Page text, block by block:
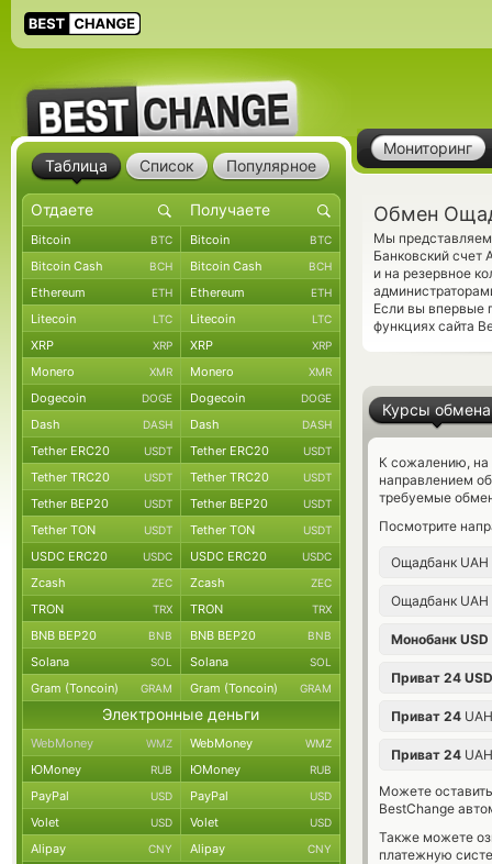
Мониторинг
Обмен
Мы
Банковский счет
и на резервное
Если вы впервые
функциях сайта
Курсы обмена
К сожалению, на
направлением
требуемые
Посмотрите
Ощадбанк UAH
Ощадбанк UAH
Монобанк USD
Приват 24 USD
Приват 24
Приват 24
Можете
BestChange
Также можете
платежную
Таблица Список Популярное
Bitcoin BTC Bitcoin BTC
Bitcoin Cash BCH Bitcoin Cash BCH
Ethereum ETH Ethereum ETH
Litecoin LTC Litecoin LTC
XRP XRP XRP XRP
Monero XMR Monero XMR
Dogecoin DOGE Dogecoin DOGE
Dash DASH Dash DASH
Tether ERC20 USDT Tether ERC20 USDT
Tether TRC20 USDT Tether TRC20 USDT
Tether BEP20 USDT Tether BEP20 USDT
Tether TON USDT Tether TON USDT
USDC ERC20 USDC USDC ERC20 USDC
Zcash ZEC Zcash ZEC
TRON TRX TRON TRX
BNB BEP20 BNB BNB BEP20 BNB
Solana SOL Solana SOL
Gram (Toncoin) GRAM Gram (Toncoin) GRAM
Электронные деньги
WebMoney WMZ WebMoney WMZ
ЮMoney RUB ЮMoney RUB
PayPal USD PayPal USD
Volet USD Volet USD
Alipay CNY Alipay CNY